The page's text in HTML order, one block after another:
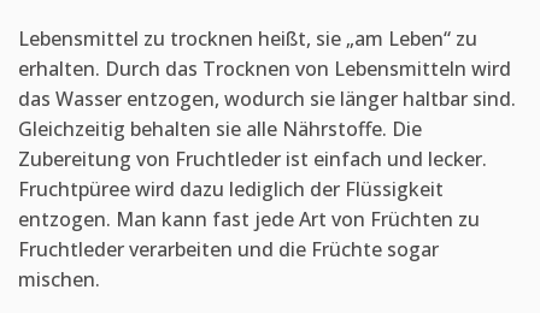
Lebensmittel zu trocknen heißt, sie „am Leben“ zu
erhalten. Durch das Trocknen von Lebensmitteln wird
das Wasser entzogen, wodurch sie länger haltbar sind.
Gleichzeitig behalten sie alle Nährstoffe. Die
Zubereitung von Fruchtleder ist einfach und lecker.
Fruchtpüree wird dazu lediglich der Flüssigkeit
entzogen. Man kann fast jede Art von Früchten zu
Fruchtleder verarbeiten und die Früchte sogar
mischen.